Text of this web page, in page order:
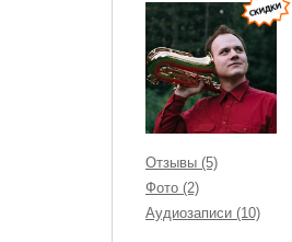
Отзывы (5)
Фото (2)
Аудиозаписи (10)